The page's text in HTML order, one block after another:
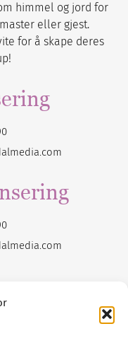
himmel og jord for
eller gjest.
for å skape deres
.com